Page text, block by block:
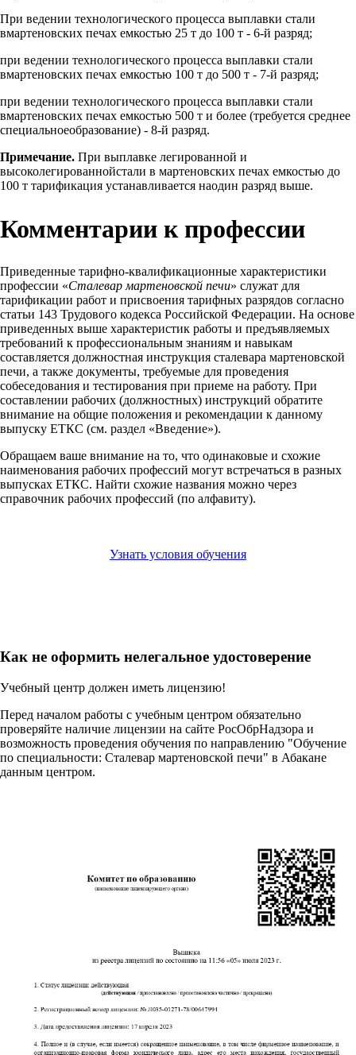
При ведении технологического процесса выплавки стали
вмартеновских печах емкостью 25 т до 100 т - 6-й разряд;
при ведении технологического процесса выплавки стали
вмартеновских печах емкостью 100 т до 500 т - 7-й разряд;
при ведении технологического процесса выплавки стали
вмартеновских печах емкостью 500 т и более (требуется среднее
специальноеобразование) - 8-й разряд.
Примечание. При выплавке легированной и
высоколегированнойстали в мартеновских печах емкостью до
100 т тарификация устанавливается наодин разряд выше.
Комментарии к профессии
Приведенные тарифно-квалификационные характеристики
профессии «Сталевар мартеновской печи» служат для
тарификации работ и присвоения тарифных разрядов согласно
статьи 143 Трудового кодекса Российской Федерации. На основе
приведенных выше характеристик работы и предъявляемых
требований к профессиональным знаниям и навыкам
составляется должностная инструкция сталевара мартеновской
печи, а также документы, требуемые для проведения
собеседования и тестирования при приеме на работу. При
составлении рабочих (должностных) инструкций обратите
внимание на общие положения и рекомендации к данному
выпуску ЕТКС (см. раздел «Введение»).
Обращаем ваше внимание на то, что одинаковые и схожие
наименования рабочих профессий могут встречаться в разных
выпусках ЕТКС. Найти схожие названия можно через
справочник рабочих профессий (по алфавиту).
Узнать условия обучения
Как не оформить нелегальное удостоверение
Учебный центр должен иметь лицензию!
Перед началом работы с учебным центром обязательно
проверяйте наличие лицензии на сайте РосОбрНадзора и
возможность проведения обучения по направлению "Обучение
по специальности: Сталевар мартеновской печи" в Абакане
данным центром.